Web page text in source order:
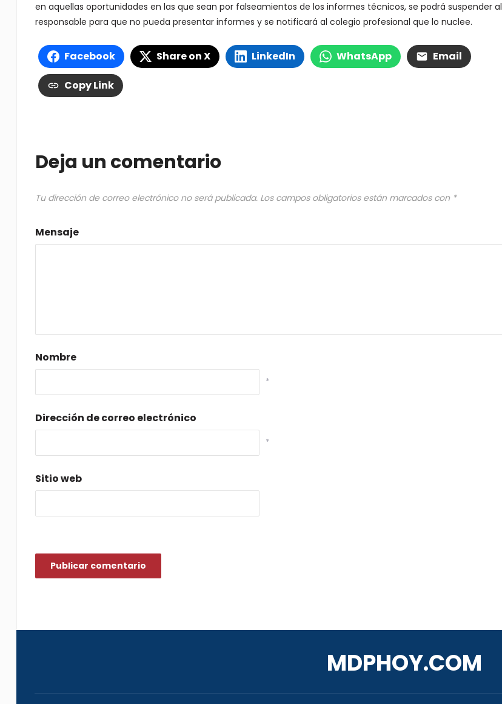
en aquellas oportunidades en las que sean por falseamientos de los informes técnicos, se podrá suspender al
responsable para que no pueda presentar informes y se notificará al colegio profesional que lo nuclee.
Facebook Share on X LinkedIn WhatsApp Email
Copy Link
Deja un comentario
Tu dirección de correo electrónico no será publicada. Los campos obligatorios están marcados con *
Mensaje
Nombre
*
Dirección de correo electrónico
*
Sitio web
MDPHOY.COM